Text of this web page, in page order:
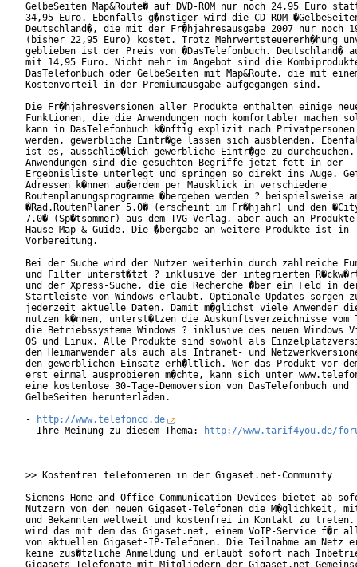
GelbeSeiten Map&Route� auf DVD-ROM nur noch 24,95 Euro
34,95 Euro. Ebenfalls g�nstiger wird die CD-ROM
Deutschland�, die mit der Fr�hjahresausgabe 2007 nur noch
(bisher 22,95 Euro) kostet. Trotz Mehrwertsteuererh�hung
geblieben ist der Preis von �DasTelefonbuch. Deutschland� auf
mit 14,95 Euro. Nicht mehr im Angebot sind die
DasTelefonbuch oder GelbeSeiten mit Map&Route, die mit
Kostenvorteil in der Premiumausgabe aufgegangen
Die Fr�hjahresversionen aller Produkte enthalten einige
Funktionen, die die Anwendungen noch komfortabler machen
kann in DasTelefonbuch k�nftig explizit nach Privatpersonen
werden, gewerbliche Eintr�ge lassen sich ausblenden.
ist es, ausschlie�lich gewerbliche Eintr�ge zu
Anwendungen sind die gesuchten Begriffe jetzt fett in der
Ergebnisliste unterlegt und springen so direkt ins Auge.
Adressen k�nnen au�erdem per Mausklick in verschiedene
Routenplanungsprogramme �bergeben werden ? beispielsweise
�Rad.RoutenPlaner 5.0� (erscheint im Fr�hjahr) und den
7.0� (Sp�tsommer) aus dem TVG Verlag, aber auch an Produkte
Hause Map & Guide. Die �bergabe an weitere Produkte ist in
Vorbereitung.
Bei der Suche wird der Nutzer weiterhin durch zahlreiche
und Filter unterst�tzt ? inklusive der integrierten
und der Xpress-Suche, die die Recherche �ber ein Feld in
Startleiste von Windows erlaubt. Optionale Updates sorgen
jederzeit aktuelle Daten. Damit m�glichst viele Anwender
nutzen k�nnen, unterst�tzen die Auskunftsverzeichnisse vom
die Betriebssysteme Windows ? inklusive des neuen Windows
OS und Linux. Alle Produkte sind sowohl als
den Heimanwender als auch als Intranet- und
den gewerblichen Einsatz erh�ltlich. Wer das Produkt vor
erst einmal ausprobieren m�chte, kann sich unter
eine kostenlose 30-Tage-Demoversion von DasTelefonbuch und
GelbeSeiten herunterladen.
-
http://www.telefoncd.de
- Ihre Meinung zu diesem Thema:
http://www.tarif4you.de/
>> Kostenfrei telefonieren in der Gigaset.net-Community
Siemens Home and Office Communication Devices bietet ab
Nutzern von den neuen Gigaset-Telefonen die M�glichkeit,
und Bekannten weltweit und kostenfrei in Kontakt zu treten.
wird das mit dem das Gigaset.net, einem VoIP-Service f�r
von aktuellen Gigaset-IP-Telefonen. Die Teilnahme am Netz
keine zus�tzliche Anmeldung und erlaubt sofort nach
Gigasets Telefonate mit Mitgliedern der Gigaset.net-